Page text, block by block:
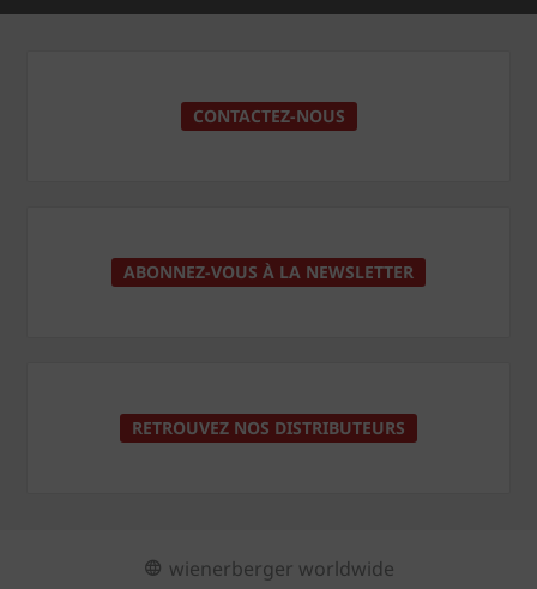
CONTACTEZ-NOUS
ABONNEZ-VOUS À LA NEWSLETTER
RETROUVEZ NOS DISTRIBUTEURS
wienerberger worldwide